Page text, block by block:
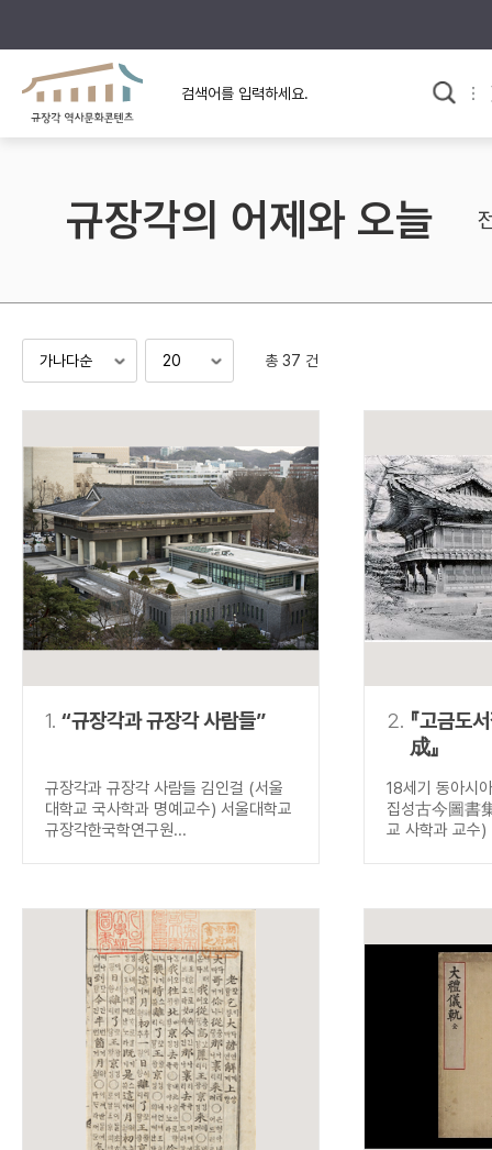
규장각의 어제와 오늘
규장각 소개영상
사료와 문학으로 본
고대
고려
조선 후기
검색 연산자 사용안내
연산자 사용 예
AND 정조 AND 정약용
“정조”와 “정약
색
OR 정조 OR 정약용 “정조” 또는 “정
NOT 정조 NOT 정약용
“정조”가 나온
동시에 여러 개의 연산자를 사용할 수 있습니다.
규장각의 어제와 오늘
총 37 건
1. “규장각과 규장각 사람들”
규장각과 규장각 사람들 김인걸 (서울
대학교 국사학과 명예교수) 서울대학교
규장각한국학연구원...
2. 『고금도
成』
18세기 동아시
집성古今圖書
교 사학과 교수)